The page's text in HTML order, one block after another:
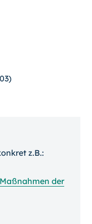
z.B.:
der